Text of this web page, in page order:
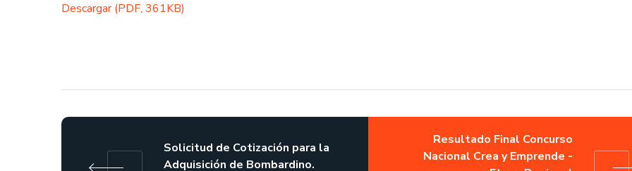
Descargar (PDF, 361KB)
Solicitud de Cotización para la
Adquisición de Bombardino.
Resultado Final Concurso
Nacional Crea y Emprende -